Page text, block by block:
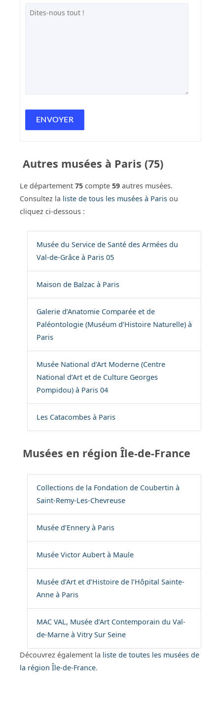
Autres musées à Paris (75)
Le département 75 compte 59 autres musées.
Consultez la liste de tous les musées à Paris ou
cliquez ci-dessous :
Musée du Service de Santé des Armées du
Val-de-Grâce à Paris 05
Maison de Balzac à Paris
Galerie d’Anatomie Comparée et de
Paléontologie (Muséum d’Histoire Naturelle) à
Paris
Musée National d’Art Moderne (Centre
National d’Art et de Culture Georges
Pompidou) à Paris 04
Les Catacombes à Paris
Musées en région Île-de-France
Collections de la Fondation de Coubertin à
Saint-Remy-Les-Chevreuse
Musée d’Ennery à Paris
Musée Victor Aubert à Maule
Musée d’Art et d’Histoire de l’Hôpital Sainte-
Anne à Paris
MAC VAL, Musée d’Art Contemporain du Val-
de-Marne à Vitry Sur Seine
Découvrez également la liste de toutes les musées de
la région Île-de-France.